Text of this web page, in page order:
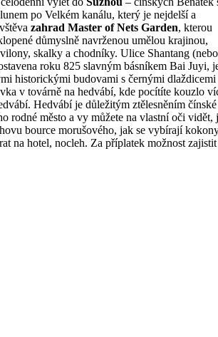
po Velkém kanálu, který je nejdelší a
zahrad Master of Nets Garden, kterou
důmyslně navrženou umělou krajinou,
skalky a chodníky. Ulice Shantang
roku 825 slavným básníkem Bai Juyi,
historickými budovami s černými dlaždicemi
v továrně na hedvábí, kde pocítíte kouzlo
Hedvábí je důležitým ztělesněním čínské
rodné město a vy můžete na vlastní oči vidět,
bource morušového, jak se vybírají
na hotel, nocleh. Za příplatek možnost zajistit